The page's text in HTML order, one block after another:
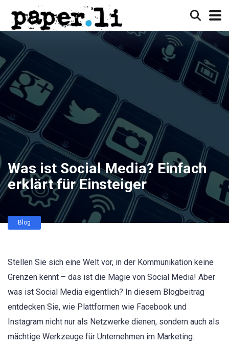
Was ist Social Media? Einfach
erklärt für Einsteiger
Blog
Stellen Sie sich eine Welt vor, in der Kommunikation keine
Grenzen kennt – das ist die Magie von Social Media! Aber
was ist Social Media eigentlich? In diesem Blogbeitrag
entdecken Sie, wie Plattformen wie Facebook und
Instagram nicht nur als Netzwerke dienen, sondern auch als
mächtige Werkzeuge für Unternehmen im Marketing.